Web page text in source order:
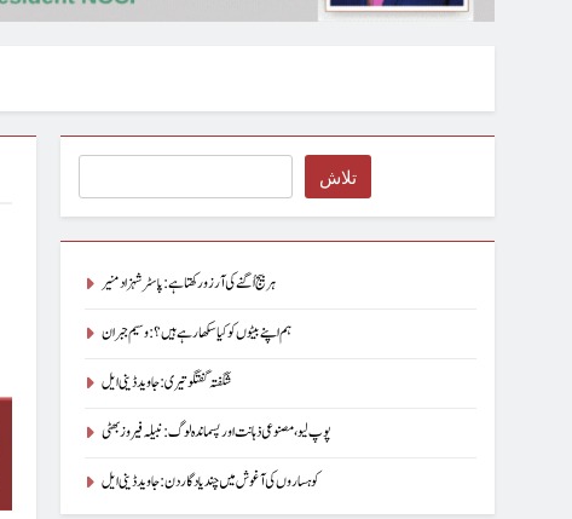
تلاش
ہر بیج اُگنے کی آرزو رکھتا ہے : پاسٹر شہزاد منیر
ہم اپنے بیٹوں کو کیا سکھا رہے ہیں؟ : وسیم جبران
شگفتہ گفتگو تیری : جاوید ڈینی ایل
پوپ لیو،مصنوعی ذہانت اور پسماندہ لوگ : نبیلہ فیروز بھٹی
کوہساروں کی آغوش میں چند یادگار دن: جاوید ڈینی ایل